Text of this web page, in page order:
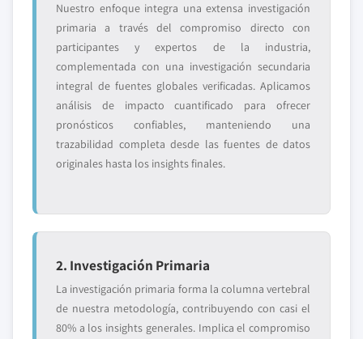
Nuestro enfoque integra una extensa investigación
primaria a través del compromiso directo con
participantes y expertos de la industria,
complementada con una investigación secundaria
integral de fuentes globales verificadas. Aplicamos
análisis de impacto cuantificado para ofrecer
pronósticos confiables, manteniendo una
trazabilidad completa desde las fuentes de datos
originales hasta los insights finales.
2. Investigación Primaria
La investigación primaria forma la columna vertebral
de nuestra metodología, contribuyendo con casi el
80% a los insights generales. Implica el compromiso